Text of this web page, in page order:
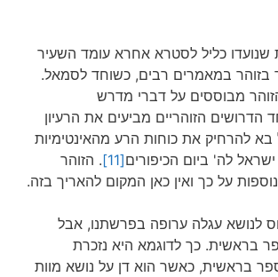
שנועדו כליל לסטרא אחרא עומד השעיר
בזוהר במאמרים רבים, כשוחד לסמאל.
מבוססים על דברי מדרש
הדרושים הזוהריים מביעים את הרעיון
בא להרחיק את כוחות הרע מהאינטימיות
לה' ביום הכיפורים[11]
. הזוהר
על כך ואין כאן המקום להאריך בזה.
לנושא עגלה ערופה בפרשתנו, אבל
בראשית. כך לדוגמא היא נזכרת
בראשית, כאשר הוא דן על נושא מוות